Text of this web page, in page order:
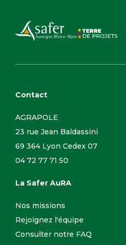
Contact
AGRAPOLE
23 rue Jean Baldassini
69 364 Lyon Cedex 07
04 72 77 71 50
La Safer AuRA
Nos missions
Rejoignez l'équipe
Consulter notre FAQ